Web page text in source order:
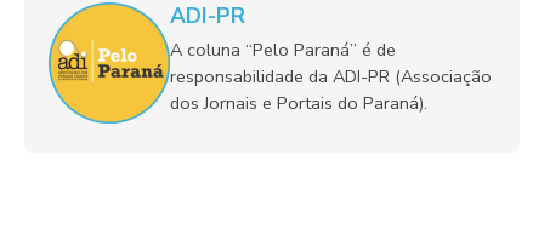
ADI-PR
A coluna “Pelo Paraná” é de
responsabilidade da ADI-PR (Associação
dos Jornais e Portais do Paraná).